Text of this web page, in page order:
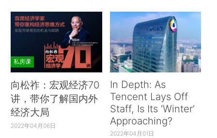
私房课
向松祚：宏观经济70
讲，带你了解国内外
经济大局
2022年04月06日
In Depth: As
Tencent Lays Off
Staff, Is Its ‘Winter’
Approaching?
2022年04月01日